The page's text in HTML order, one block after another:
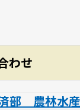
わせ
部 農林水